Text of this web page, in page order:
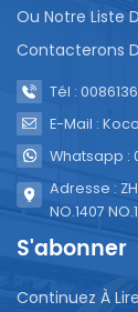
que
d’hygiène
l’entretien
conditions
et la
Ou Notre Liste
Contacterons
Tél :
E-Mail :
Whatsapp :
Adresse :
NO.1407
S'abonner
Continuez À